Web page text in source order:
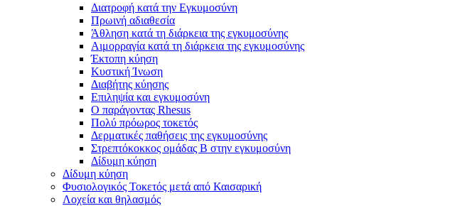
Διατροφή κατά την Εγκυμοσύνη
Πρωινή αδιαθεσία
Άθληση κατά τη διάρκεια της εγκυμοσύνης
Αιμορραγία κατά τη διάρκεια της εγκυμοσύνης
Έκτοπη κύηση
Κυστική Ίνωση
Διαβήτης κύησης
Επιληψία και εγκυμοσύνη
Ο παράγοντας Rhesus
Πολύ πρόωρος τοκετός
Δερματικές παθήσεις της εγκυμοσύνης
Στρεπτόκοκκος ομάδας Β στην εγκυμοσύνη
Δίδυμη κύηση
Δίδυμη κύηση
Φυσιολογικός Τοκετός μετά από Καισαρική
Λοχεία και θηλασμός